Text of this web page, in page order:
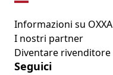
Informazioni su OXXA
I nostri partner
Diventare rivenditore
Seguici